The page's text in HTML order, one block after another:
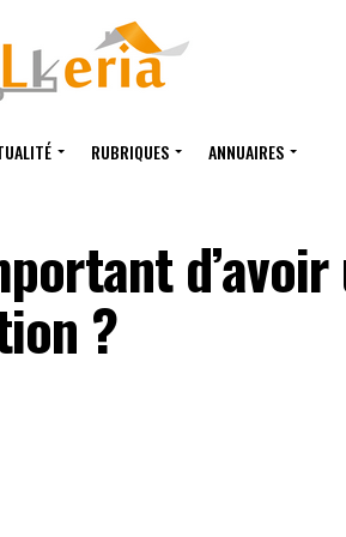
RUBRIQUES ANNUAIRES
d’avoir
?